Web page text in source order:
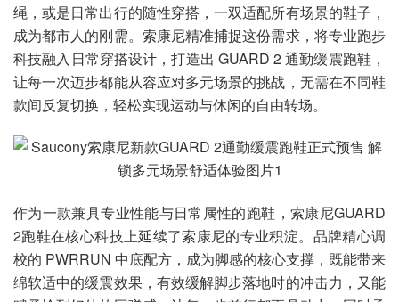
绳，或是日常出行的随性穿搭，一双适配所有场景的鞋子，
成为都市人的刚需。索康尼精准捕捉这份需求，将专业跑步
科技融入日常穿搭设计，打造出 GUARD 2 通勤缓震跑鞋，
让每一次迈步都能从容应对多元场景的挑战，无需在不同鞋
款间反复切换，轻松实现运动与休闲的自由转场。
作为一款兼具专业性能与日常属性的跑鞋，索康尼GUARD
2跑鞋在核心科技上延续了索康尼的专业积淀。品牌精心调
校的 PWRRUN 中底配方，成为脚感的核心支撑，既能带来
绵软适中的缓震效果，有效缓解脚步落地时的冲击力，又能